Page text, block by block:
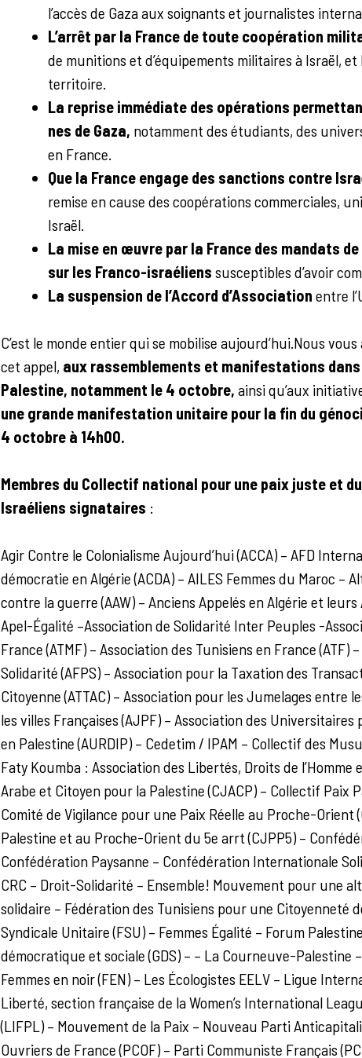
l’accès de Gaza aux soignants et journalistes
L’arrêt par la France de toute coopération
de munitions et d’équipements militaires à Israël,
territoire.
La reprise immédiate des opérations
nes de Gaza, notamment des étudiants, des
en France.
Que la France engage des sanctions contre
remise en cause des coopérations commerciales,
Israël.
La mise en œuvre par la France des mandats de
sur les Franco-israéliens susceptibles d’avoir
La suspension de l’Accord d’Association entre
C’est le monde entier qui se mobilise aujourd’hui.Nous
cet appel, aux rassemblements et manifestations
Palestine, notamment le 4 octobre,ainsi qu’aux
une grande manifestation unitaire pour la fin du
4 octobre à 14h00.
Membres du Collectif national pour une paix juste et
Israéliens signataires :
Agir Contre le Colonialisme Aujourd’hui (ACCA) – AFD
démocratie en Algérie (ACDA) – AILES Femmes du Maroc –
contre la guerre (AAW) – Anciens Appelés en Algérie et leurs
Apel-Égalité –Association de Solidarité Inter Peuples -
France (ATMF) – Association des Tunisiens en France (ATF)
Solidarité (AFPS) – Association pour la Taxation des
Citoyenne (ATTAC) – Association pour les Jumelages entre
les villes Françaises (AJPF) – Association des
en Palestine (AURDIP) – Cedetim / IPAM – Collectif des
Faty Koumba : Association des Libertés, Droits de
Arabe et Citoyen pour la Palestine (CJACP) – Collectif Paix
Comité de Vigilance pour une Paix Réelle au Proche-Orient
Palestine et au Proche-Orient du 5e arrt (CJPP5) –
Confédération Paysanne – Confédération Internationale
CRC – Droit-Solidarité – Ensemble! Mouvement pour une
solidaire – Fédération des Tunisiens pour une Citoyenneté
Syndicale Unitaire (FSU) – Femmes Égalité – Forum
démocratique et sociale (GDS) – – La Courneuve-Palestine
Femmes en noir (FEN) – Les Écologistes EELV – Ligue
Liberté, section française de la Women’s International
(LIFPL) – Mouvement de la Paix – Nouveau Parti
Ouvriers de France (PCOF) – Parti Communiste Français